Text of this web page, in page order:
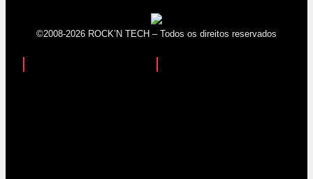
©2008-2026 ROCK’N TECH – Todos os direitos reservados